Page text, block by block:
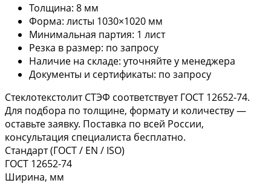
Толщина: 8 мм
Форма: листы 1030×1020 мм
Минимальная партия: 1 лист
Резка в размер: по запросу
Наличие на складе: уточняйте у менеджера
Документы и сертификаты: по запросу
Стеклотекстолит СТЭФ соответствует ГОСТ 12652-74.
Для подбора по толщине, формату и количеству —
оставьте заявку. Поставка по всей России,
консультация специалиста бесплатно.
Стандарт (ГОСТ / EN / ISO)
ГОСТ 12652-74
Ширина, мм